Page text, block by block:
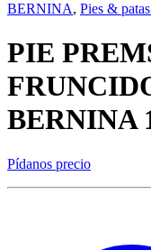
BERNINA, Pies &
PIE
BERNINA
Pídanos precio